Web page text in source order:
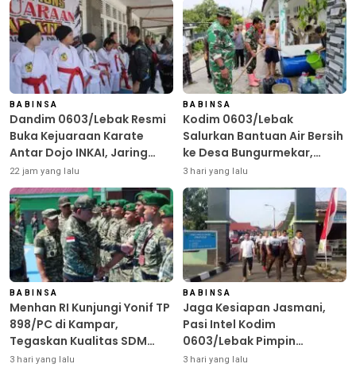
BABINSA
Dandim 0603/Lebak Resmi
Buka Kejuaraan Karate
Antar Dojo INKAI, Jaring
Bibit Atlet Unggul Sambut
HUT ke-81 RI
22 jam yang lalu
BABINSA
Kodim 0603/Lebak
Salurkan Bantuan Air Bersih
ke Desa Bungurmekar,
Ringankan Beban Warga
Terdampak Kemarau
3 hari yang lalu
BABINSA
Menhan RI Kunjungi Yonif TP
898/PC di Kampar,
Tegaskan Kualitas SDM
Kunci Kekuatan TNI
3 hari yang lalu
BABINSA
Jaga Kesiapan Jasmani,
Pasi Intel Kodim
0603/Lebak Pimpin
Pembinaan Fisik Rutin
3 hari yang lalu